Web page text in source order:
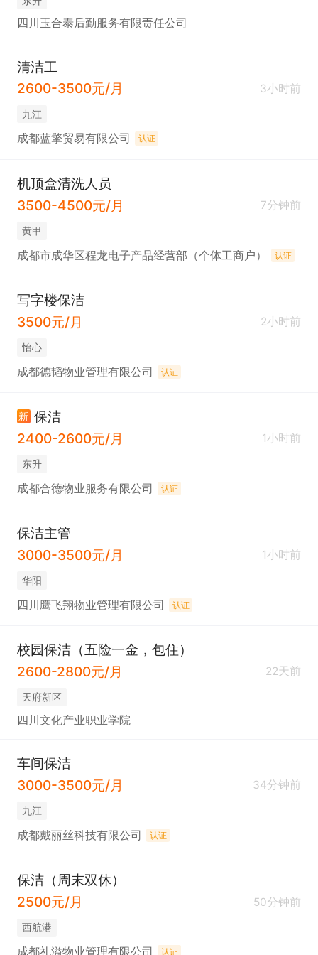
四川玉合泰后勤服务有限责任公司
清洁工
2600-3500元/月
3小时前
九江
成都蓝擎贸易有限公司 认证
机顶盒清洗人员
3500-4500元/月
7分钟前
黄甲
成都市成华区程龙电子产品经营部（个体工商户） 认证
写字楼保洁
3500元/月
2小时前
怡心
成都德韬物业管理有限公司 认证
新 保洁
2400-2600元/月
1小时前
东升
成都合德物业服务有限公司 认证
保洁主管
3000-3500元/月
1小时前
华阳
四川鹰飞翔物业管理有限公司 认证
校园保洁（五险一金，包住）
2600-2800元/月
22天前
天府新区
四川文化产业职业学院
车间保洁
3000-3500元/月
34分钟前
九江
成都戴丽丝科技有限公司 认证
保洁（周末双休）
2500元/月
50分钟前
西航港
成都礼溢物业管理有限公司 认证